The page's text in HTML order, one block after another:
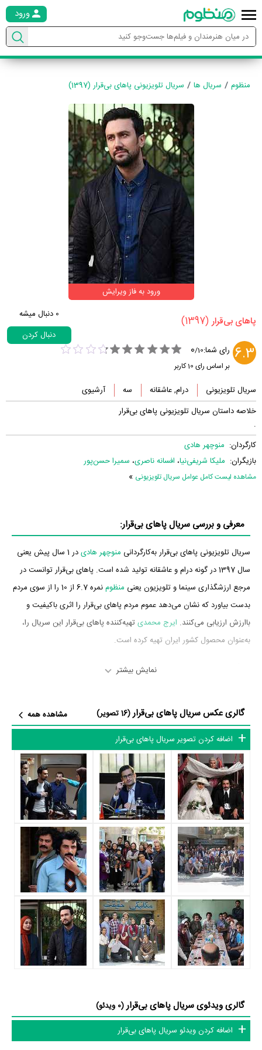
ورود
منظوم سریال ها سریال تلویزیونی پاهای بی‌قرار (1397)
ورود به فاز ویرایش
‏پاهای بی‌قرار‏(1397)
0 دنبال میشه
دنبال کردن
6.3 رای شما: 0/10
بر اساس رای 10کاربر
سریال تلویزیونی درام, عاشقانه سه
آرشیوی
خلاصه داستان سریال تلویزیونی پاهای بی‌قرار
.
کارگردان: منوچهر هادی
بازیگران: ملیکا شریفی‌نیا، افسانه ناصری، سمیرا حسن‌پور
مشاهده لیست کامل عوامل سریال تلویزیونی »
معرفی و بررسی سریال پاهای بی‌قرار:
سریال تلویزیونی پاهای بی‌قرار به‌کارگردانی منوچهر هادی
در 1 سال پیش یعنی
سال 1397 در گونه درام و عاشقانه تولید شده است. پاهای بی‌قرار توانست در
مرجع ارزشگذاری سینما و تلویزیون یعنی منظوم
نمره 6.7 از 10 را از سوی مردم
بدست بیاورد که نشان می‌دهد عموم مردم پاهای بی‌قرار را اثری باکیفیت و
باارزش ارزیابی می‌کنند. ایرج محمدی تهیه‌کننده پاهای بی‌قرار این سریال را،
به‌عنوان محصول کشور ایران تهیه کرده است.
چونملیکا شریفی‌نیا،افسانه ناصری،سمیرا حسن‌پور مسعود رایگان،پویا
امینی،شاهرخ استخری مراغهوحمید گودرزیبه ایفای نقش و بازیگری
پرداخته‌اند. در سریال پاهای بی‌قرار حدود 15 بازیگر جلوی دوربین رفته‌اند که از
نظر تعداد بازیگران می‌توان پاهای بی‌قرار را یک اثر پربازیگر عنوان کرد. از
این‌لحاظ کارگردانی سریال پاهای بی‌قرار باتوجه به بازی گرفتن از این تعداد
بازیگر و مدیریت آنها کار بسیار دشواری بوده است؛ باید بررسی کرد آیامنوچهر
هادیبه‌عنوان کارگردان و به‌عنوان بازیگردان و همچنین تیم بازیگری پاهای
بی‌قرار توانسته‌اند در این زمینه موفق باشند و بازی‌های درخشانی را نمایش
دهند؟
از دیگر بازیگران سریال پاهای بی‌قرار می‌توان بهلیندا کیانی،سیروس همتی،
آرش مجیدی
علی سخنگو،سانیا سالاری سامان صفریومهدی
صبایی اشاره کرد.
متوسط سن بازیگران پاهای بی‌قرار براساس میزان سنی که از آنها در
دایرةالمعارف آنلاین سینما و تلویزیون یعنیمنظوم
ثبت شده، 43 سال است که
نشان می‌دهد بازیگران پاهای بی‌قرار عمدتا از میانسالان هستند.
از محتوا و داستان سریال پاهای بی‌قرار چقدر اطلاع دارید؟ فیلم‌نامه پاهای
بی‌قرار توسطبابک کایدانومهدی محمدنژادیان
نمایش بیشتر
گالری عکس سریال پاهای بی‌قرار(16 تصویر)
مشاهده همه
اضافه کردن تصویر سریال پاهای بی‌قرار
گالری ویدئوی سریال پاهای بی‌قرار(0 ویدئو)
اضافه کردن ویدئو سریال پاهای بی‌قرار